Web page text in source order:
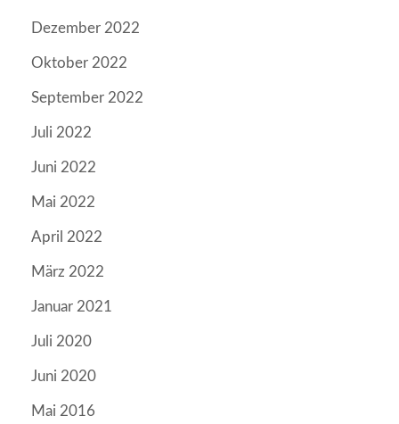
Dezember 2022
Oktober 2022
September 2022
Juli 2022
Juni 2022
Mai 2022
April 2022
März 2022
Januar 2021
Juli 2020
Juni 2020
Mai 2016